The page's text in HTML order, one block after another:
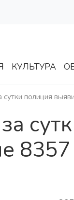
КУЛЬТУРА
сутки полиция